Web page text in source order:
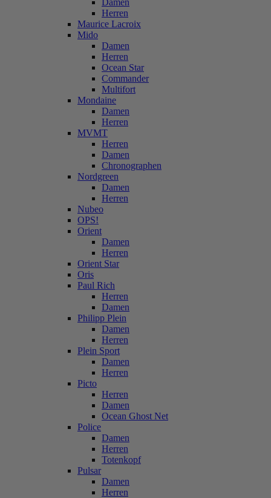
Damen
Herren
Maurice Lacroix
Mido
Damen
Herren
Ocean Star
Commander
Multifort
Mondaine
Damen
Herren
MVMT
Herren
Damen
Chronographen
Nordgreen
Damen
Herren
Nubeo
OPS!
Orient
Damen
Herren
Orient Star
Oris
Paul Rich
Herren
Damen
Philipp Plein
Damen
Herren
Plein Sport
Damen
Herren
Picto
Herren
Damen
Ocean Ghost Net
Police
Damen
Herren
Totenkopf
Pulsar
Damen
Herren